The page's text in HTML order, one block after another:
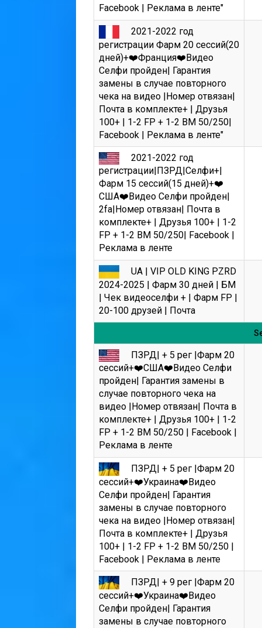
Facebook | Реклама в ленте"
2021-2022 год
регистрации Фарм 20 сессий(20
дней)+❤️Франция❤️Видео
Селфи пройден| Гарантия
замены в случае повторного
чека на видео |Номер отвязан|
Почта в комплекте+ | Друзья
100+ | 1-2 FP + 1-2 BM 50/250|
Facebook | Реклама в ленте"
2021-2022 год
регистрации|ПЗРД|Селфи+|
Фарм 15 сессий(15 дней)+❤️
США❤️Видео Селфи пройден|
2fa|Номер отвязан| Почта в
комплекте+ | Друзья 100+ | 1-2
FP + 1-2 BM 50/250| Facebook |
Реклама в ленте
UA | VIP OLD KING PZRD
2024-2025 | Фарм 30 дней | БМ
| Чек видеоселфи + | Фарм FP |
20-100 друзей | Почта
ПЗРД| + 5 рег |Фарм 20
сессий+❤️США❤️Видео Селфи
пройден| Гарантия замены в
случае повторного чека на
видео |Номер отвязан| Почта в
комплекте+ | Друзья 100+ | 1-2
FP + 1-2 BM 50/250 | Facebook |
Реклама в ленте
ПЗРД| + 5 рег |Фарм 20
сессий+❤️Украина❤️Видео
Селфи пройден| Гарантия
замены в случае повторного
чека на видео |Номер отвязан|
Почта в комплекте+ | Друзья
100+ | 1-2 FP + 1-2 BM 50/250 |
Facebook | Реклама в ленте
ПЗРД| + 9 рег |Фарм 20
сессий+❤️Украина❤️Видео
Селфи пройден| Гарантия
замены в случае повторного